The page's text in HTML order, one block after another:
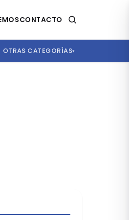
CONTACTO
OTRAS CATEGORÍAS▾